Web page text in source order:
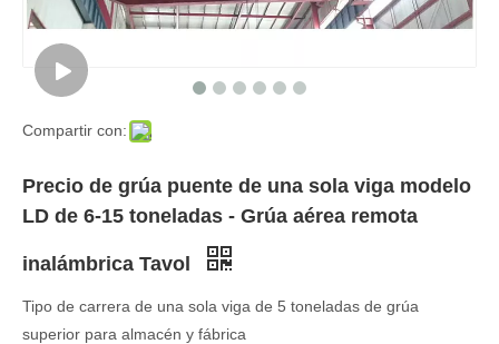
Compartir con:
Precio de grúa puente de una sola viga modelo
LD de 6-15 toneladas - Grúa aérea remota
inalámbrica Tavol
Tipo de carrera de una sola viga de 5 toneladas de grúa
superior para almacén y fábrica